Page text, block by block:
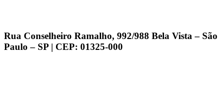
Rua Conselheiro Ramalho, 992/988 Bela Vista – São
Paulo – SP | CEP: 01325-000